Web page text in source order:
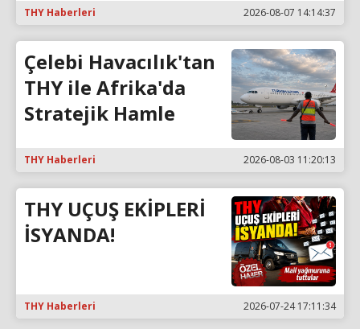
THY Haberleri 2026-08-07 14:14:37
Çelebi Havacılık'tan
THY ile Afrika'da
Stratejik Hamle
THY Haberleri 2026-08-03 11:20:13
THY UÇUŞ EKİPLERİ
İSYANDA!
THY Haberleri 2026-07-24 17:11:34